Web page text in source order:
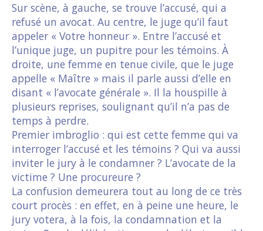
Sur scène, à gauche, se trouve l’accusé, qui a
refusé un avocat. Au centre, le juge qu’il faut
appeler « Votre honneur ». Entre l’accusé et
l’unique juge, un pupitre pour les témoins. À
droite, une femme en tenue civile, que le juge
appelle « Maître » mais il parle aussi d’elle en
disant « l’avocate générale ». Il la houspille à
plusieurs reprises, soulignant qu’il n’a pas de
temps à perdre.
Premier imbroglio : qui est cette femme qui va
interroger l’accusé et les témoins ? Qui va aussi
inviter le jury à le condamner ? L’avocate de la
victime ? Une procureure ?
La confusion demeurera tout au long de ce très
court procès : en effet, en à peine une heure, le
jury votera, à la fois, la condamnation et la